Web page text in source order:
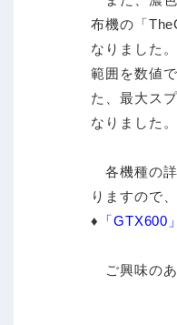
布機の「
なりました
範囲を数値
た、最大ス
なりました。
各機種の詳
りますので
♦
「GTX600
ご興味のあ